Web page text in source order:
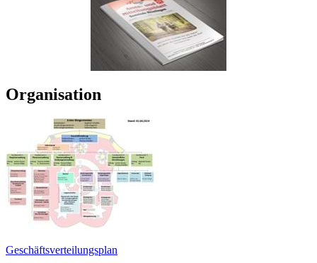
Organisation
Geschäftsverteilungsplan